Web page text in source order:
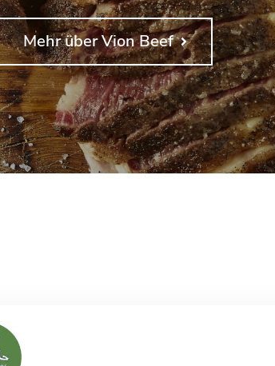
Mehr über Vion Beef